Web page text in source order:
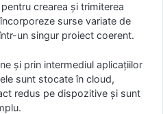
crearea și trimiterea
surse variate de
un singur proiect coerent.
și prin intermediul aplicațiilor
sunt stocate în cloud,
redus pe dispozitive și sunt